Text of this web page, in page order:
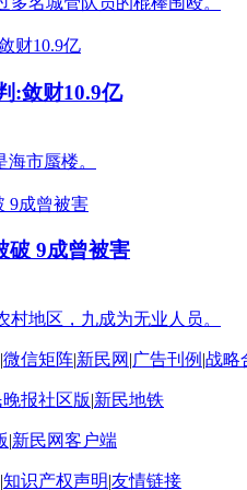
:敛财10.9亿
市蜃楼。
破 9成曾被害
地区，九成为无业人员。
|微信矩阵|新民网 |广告刊例 |战略
报社区版|新民地铁
|新民网客户端
|知识产权声明|友情链接